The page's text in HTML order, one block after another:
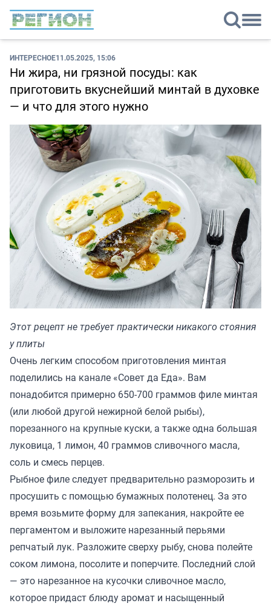
ИНТЕРЕСНОЕ11.05.2025, 15:06
Ни жира, ни грязной посуды: как
приготовить вкуснейший минтай в духовке
— и что для этого нужно
Этот рецепт не требует практически никакого стояния
у плиты
Очень легким способом приготовления минтая
поделились на канале «Совет да Еда». Вам
понадобится примерно 650-700 граммов филе минтая
(или любой другой нежирной белой рыбы),
порезанного на крупные куски, а также одна большая
луковица, 1 лимон, 40 граммов сливочного масла,
соль и смесь перцев.
Рыбное филе следует предварительно разморозить и
просушить с помощью бумажных полотенец. За это
время возьмите форму для запекания, накройте ее
пергаментом и выложите нарезанный перьями
репчатый лук. Разложите сверху рыбу, снова полейте
соком лимона, посолите и поперчите. Последний слой
— это нарезанное на кусочки сливочное масло,
которое придаст блюду аромат и насыщенный